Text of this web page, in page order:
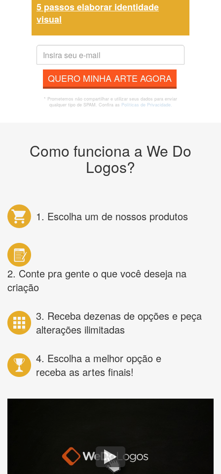
5 passos elaborar identidade
visual
QUERO MINHA ARTE AGORA
* Prometemos não compartilhar e utilizar seus dados para enviar
qualquer tipo de SPAM. Confira as Políticas de Privacidade.
Como funciona a We Do
Logos?
1. Escolha um de nossos produtos
2. Conte pra gente o que você deseja na
criação
3. Receba dezenas de opções e peça
alterações ilimitadas
4. Escolha a melhor opção e
receba as artes finais!